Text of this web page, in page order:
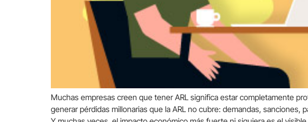
Muchas empresas creen que tener ARL significa estar completamente
generar pérdidas millonarias que la ARL no cubre: demandas,